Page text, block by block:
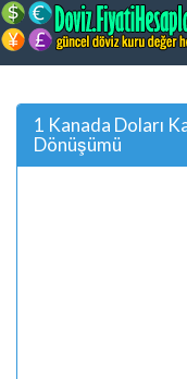
1 Kanada Doları
Dönüşümü